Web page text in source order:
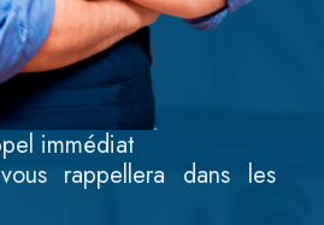
immédiat
rappellera dans les